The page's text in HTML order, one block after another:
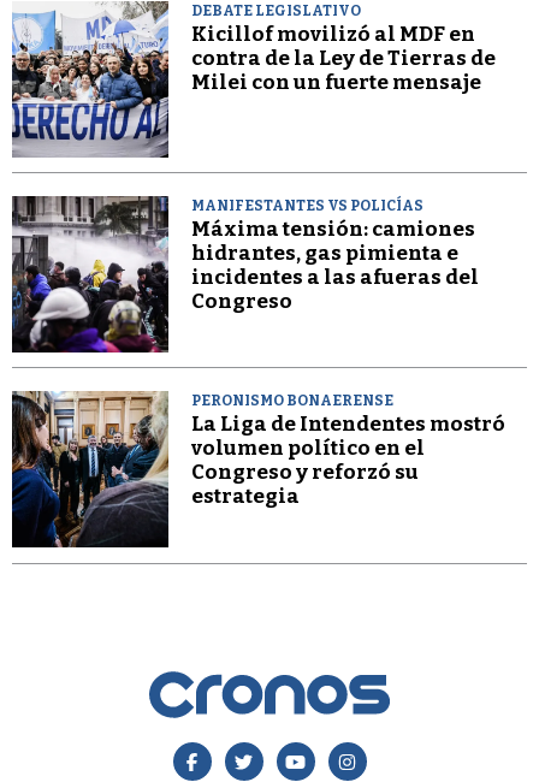
DEBATE LEGISLATIVO
Kicillof movilizó al MDF en
contra de la Ley de Tierras de
Milei con un fuerte mensaje
MANIFESTANTES VS POLICÍAS
Máxima tensión: camiones
hidrantes, gas pimienta e
incidentes a las afueras del
Congreso
PERONISMO BONAERENSE
La Liga de Intendentes mostró
volumen político en el
Congreso y reforzó su
estrategia